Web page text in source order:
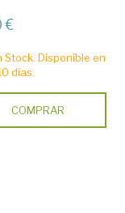
€
Stock. Disponible en
días.
COMPRAR